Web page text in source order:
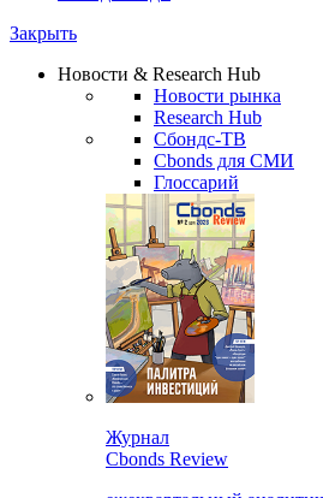
Watchlist
Сбондс Люди
Новости & Research Hub
Новости рынка
Research Hub
Сбондс-ТВ
Cbonds для СМИ
Глоссарий